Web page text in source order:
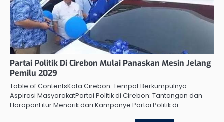
Partai Politik Di Cirebon Mulai Panaskan Mesin Jelang
Pemilu 2029
Table of ContentsKota Cirebon: Tempat Berkumpulnya
Aspirasi MasyarakatPartai Politik di Cirebon: Tantangan dan
HarapanFitur Menarik dari Kampanye Partai Politik di…